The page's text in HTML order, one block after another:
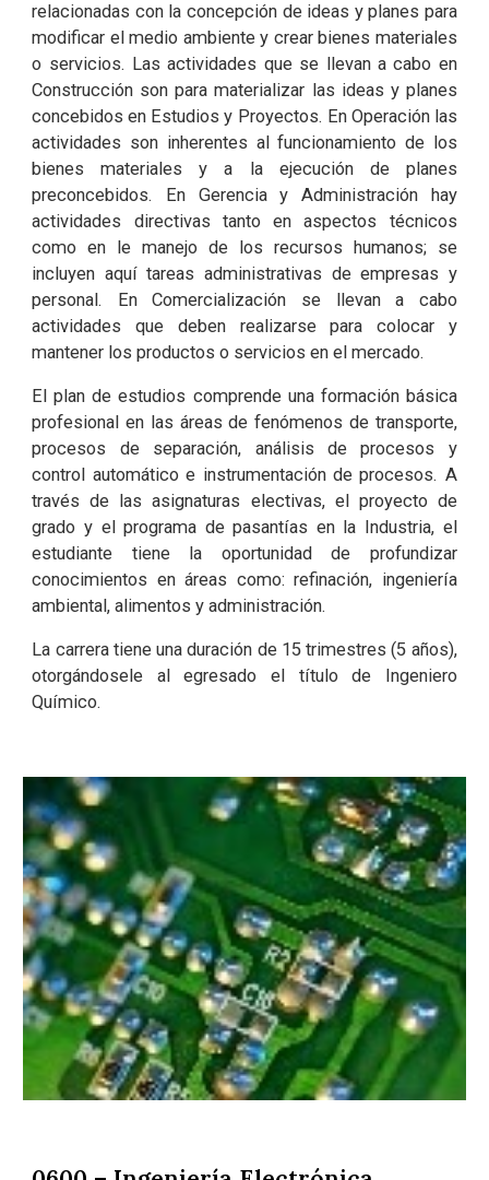
relacionadas con la concepción de ideas y planes para
modificar el medio ambiente y crear bienes materiales
o servicios. Las actividades que se llevan a cabo en
Construcción son para materializar las ideas y planes
concebidos en Estudios y Proyectos. En Operación las
actividades son inherentes al funcionamiento de los
bienes materiales y a la ejecución de planes
preconcebidos. En Gerencia y Administración hay
actividades directivas tanto en aspectos técnicos
como en le manejo de los recursos humanos; se
incluyen aquí tareas administrativas de empresas y
personal. En Comercialización se llevan a cabo
actividades que deben realizarse para colocar y
mantener los productos o servicios en el mercado.
El plan de estudios comprende una formación básica
profesional en las áreas de fenómenos de transporte,
procesos de separación, análisis de procesos y
control automático e instrumentación de procesos. A
través de las asignaturas electivas, el proyecto de
grado y el programa de pasantías en la Industria, el
estudiante tiene la oportunidad de profundizar
conocimientos en áreas como: refinación, ingeniería
ambiental, alimentos y administración.
La carrera tiene una duración de 15 trimestres (5 años),
otorgándosele al egresado el título de Ingeniero
Químico.